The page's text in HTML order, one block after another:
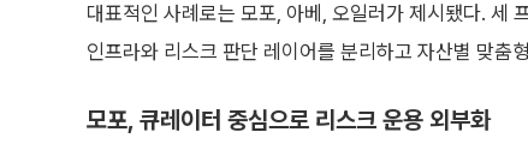
대표적인 사례로는 모포, 아베, 오일러가 제시됐다. 세
인프라와 리스크 판단 레이어를 분리하고 자산별 맞춤
모포, 큐레이터 중심으로 리스크 운용 외부화